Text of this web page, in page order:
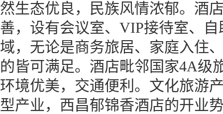
然生态优良，民族风情浓郁。酒
善，设有会议室、VIP接待室、
域，无论是商务旅居、家庭入住
的皆可满足。酒店毗邻国家4A级
环境优美，交通便利。文化旅游
型产业，西昌郁锦香酒店的开业